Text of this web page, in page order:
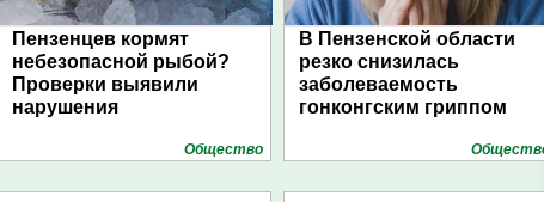
Пензенцев кормят
небезопасной рыбой?
Проверки выявили
нарушения
Общество
В Пензенской области
резко снизилась
заболеваемость
гонконгским гриппом